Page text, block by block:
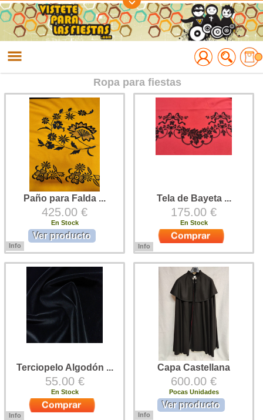
Regístrate
Accede
Ropa para fiestas
Paño para Falda ...
425.00 €
En Stock
Ver producto
Info
Paño para falda regional bordado,
en negro o en colores. Altura del
bordado: 40 cms. aprox. El paño
va en una sola tira de 1.10 x 2.80
Tela de Bayeta ...
175.00 €
En Stock
Info
faldas de trajes regionales. Tela
más ligera que el paño, en fondo
rojo, con el dibujo labrado en color
Terciopelo Algodón ...
55.00 €
En Stock
Info
Capa Castellana
600.00 €
Pocas Unidades
Ver producto
Info